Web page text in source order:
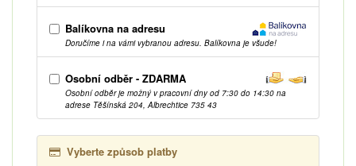
Balíkovna na adresu
Doručíme i na vámi vybranou adresu. Balíkovna je všude!
Osobní odběr - ZDARMA
Osobní odběr je možný v pracovní dny od 7:30 do 14:30 na
adrese Těšínská 204, Albrechtice 735 43
Vyberte způsob platby